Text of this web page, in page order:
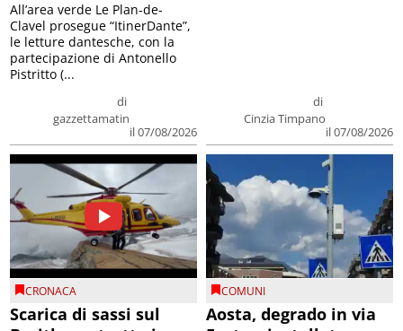
di
gazzettamatin
il 07/08/2026
All’area verde Le Plan-de-
Clavel prosegue “ItinerDante”,
le letture dantesche, con la
partecipazione di Antonello
Pistritto (...
di
Cinzia Timpano
il 07/08/2026
CRONACA
Scarica di sassi sul
COMUNI
Aosta, degrado in via